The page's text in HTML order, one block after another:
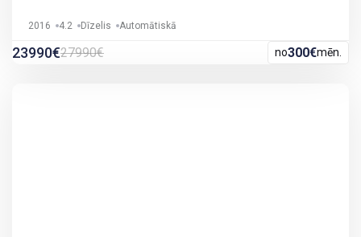
2016 4.2 Dīzelis Automātiskā
23990€27990€ no300€mēn.